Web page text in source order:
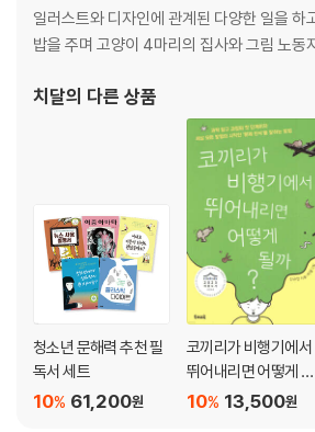
정규직 전환이라는 목표 앞에서……
일에 대한 열정보다 더 중요했던 것
또 한 번의 실패, 울타리 밖으로 나와 비로소 깨달
프리랜서가 되었다, 자존심은 내려놓고서
4. 꿈과 현실 사이에서 줄타기를 하다 _소기업
디자인하는 잡일꾼, 그게 바로 접니다
N잡러가 모인 회사에서 잠시 현실을 잊다
일러스트와 디자인에 관계된 다양한 일을 하
밥을 주며 고양이 4마리의 집사와 그림 노동
치달의 다른 상품
청소년 문해력 추천 필
독서 세트
61,200원
10%
코끼리가 비행기에서
뛰어내리면 어떻게 될
까?
13,500원
10%